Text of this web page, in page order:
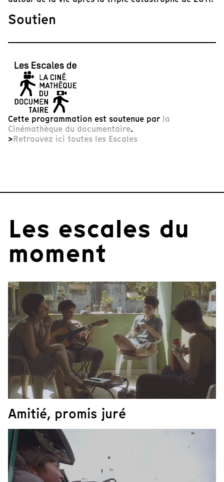
Soutien
Cette programmation est soutenue par la
Cinémathèque du documentaire.
>Retrouvez ici toutes les Escales
Les escales du
moment
Amitié, promis juré